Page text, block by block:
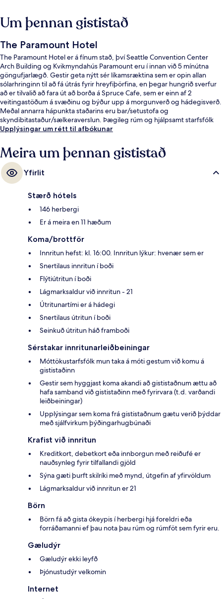
Um þennan gististað
The Paramount Hotel
The Paramount Hotel er á fínum stað, því Seattle Convention Center
Arch Building og Kvikmyndahús Paramount eru í innan við 5 mínútna
göngufjarlægð. Gestir geta nýtt sér líkamsræktina sem er opin allan
sólarhringinn til að fá útrás fyrir hreyfiþörfina, en þegar hungrið sverfur
að er tilvalið að fara út að borða á Spruce Cafe, sem er einn af 2
veitingastöðum á svæðinu og býður upp á morgunverð og hádegisverð.
Meðal annarra hápunkta staðarins eru bar/setustofa og
skyndibitastaður/sælkeraverslun. Þægileg rúm og hjálpsamt starfsfólk
eru meðal helstu kosta gististaðarins að mati ferðamanna sem hafa
almenningssamgöngur: Westlake lestarstöðin er í 3 mínútna
göngufjarlægð og Westlake Ave Hub lestarstöðin í 4 mínútna.
Upplýsingar um rétt til afbókunar
Meira um þennan gististað
Yfirlit
Stærð hótels
146 herbergi
Er á meira en 11 hæðum
Koma/brottför
Innritun hefst: kl. 16:00. Innritun lýkur: hvenær sem er
Snertilaus innritun í boði
Flýtiútritun í boði
Lágmarksaldur við innritun - 21
Útritunartími er á hádegi
Snertilaus útritun í boði
Seinkuð útritun háð framboði
Sérstakar innritunarleiðbeiningar
Móttökustarfsfólk mun taka á móti gestum við komu á
gististaðinn
Gestir sem hyggjast koma akandi að gististaðnum ættu að
hafa samband við gististaðinn með fyrirvara (t.d. varðandi
leiðbeiningar)
Upplýsingar sem koma frá gististaðnum gætu verið þýddar
með sjálfvirkum þýðingarhugbúnaði
Krafist við innritun
Kreditkort, debetkort eða innborgun með reiðufé er
nauðsynleg fyrir tilfallandi gjöld
Sýna gæti þurft skilríki með mynd, útgefin af yfirvöldum
Lágmarksaldur við innritun er 21
Börn
Börn fá að gista ókeypis í herbergi hjá foreldri eða
forráðamanni ef þau nota þau rúm og rúmföt sem fyrir eru.
Gæludýr
Gæludýr ekki leyfð
Þjónustudýr velkomin
Internet